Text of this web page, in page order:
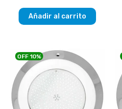
Añadir al carrito
OFF 10%